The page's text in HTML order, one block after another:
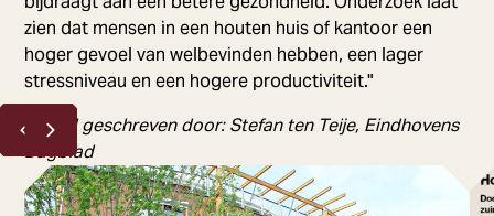
zien dat mensen in een houten huis of kantoor een
hoger gevoel van welbevinden hebben, een lager
stressniveau en een hogere productiviteit."
Artikel geschreven door: Stefan ten Teije, Eindhovens
Dagblad